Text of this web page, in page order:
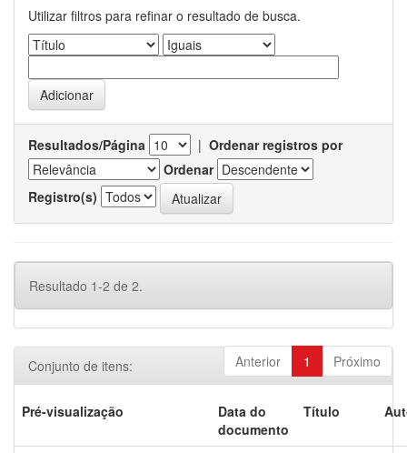
Utilizar filtros para refinar o resultado de busca.
Resultados/Página | Ordenar registros por
Ordenar
Registro(s)
Resultado 1-2 de 2.
Anterior 1 Próximo
Conjunto de itens:
Pré-visualização
Data do
documento
Título